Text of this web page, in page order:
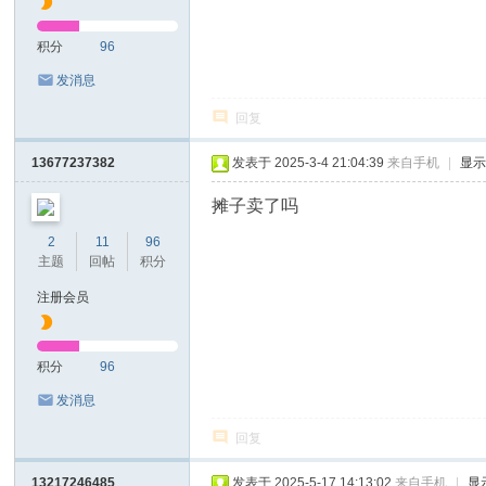
积分 96
发消息
回复
13677237382
2
主题
11
回帖
96
积分
注册会员
积分 96
发消息
发表于 2025-3-4 21:04:39 来自手机 显
摊子卖了吗
回复
13217246485 发表于 2025-5-17 14:13:02 来自手机 显